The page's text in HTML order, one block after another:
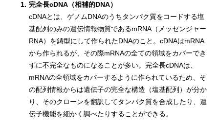
1. 完全長cDNA（相補的DNA）
cDNAとは、ゲノムDNAのうちタンパク質をコードする塩
基配列のみの遺伝情報物質であるmRNA（メッセンジャー
RNA）を鋳型にして作られたDNAのこと。cDNAはmRNA
から作られるが、その際mRNAの全ての領域をカバーでき
ずに不完全なものになることが多い。完全長cDNAは、
mRNAの全領域をカバーするように作られているため、そ
の配列情報からは遺伝子の完全な構造（塩基配列）が分か
り、そのクローンを翻訳してタンパク質を合成したり、遺
伝子機能を細かく調べたりすることができる。